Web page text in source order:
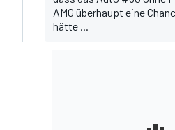
AMG überhaupt eine
hätte ...